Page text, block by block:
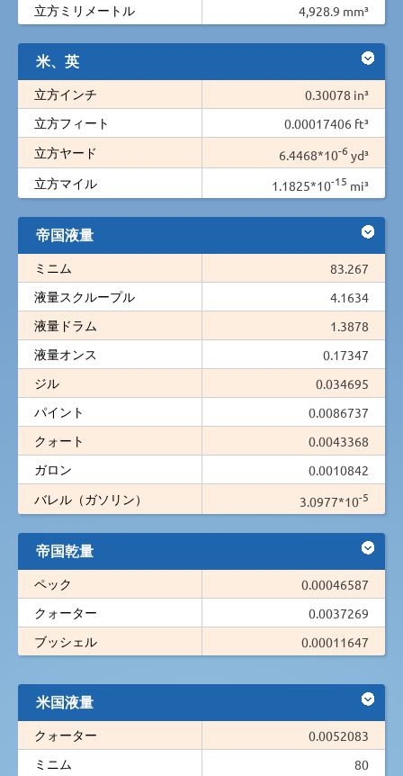
立方ミリメートル
4,928.9 mm³
米、英
立方インチ
0.30078 in³
立方フィート
0.00017406 ft³
立方ヤード
6.4468*10-6 yd³
立方マイル
1.1825*10-15 mi³
帝国液量
ミニム
83.267
液量スクループル
4.1634
液量ドラム
1.3878
液量オンス
0.17347
ジル
0.034695
パイント
0.0086737
クォート
0.0043368
ガロン
0.0010842
バレル（ガソリン）
3.0977*10-5
帝国乾量
ペック
0.00046587
クォーター
0.0037269
ブッシェル
0.00011647
米国液量
クォーター
0.0052083
ミニム
80